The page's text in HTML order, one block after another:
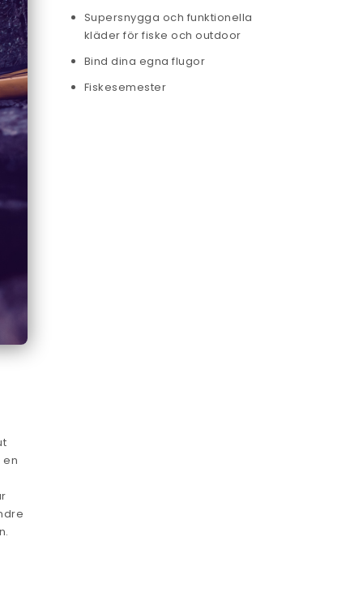
en
Supersnygga och funktionella
kläder för fiske och outdoor
Bind dina egna flugor
Fiskesemester